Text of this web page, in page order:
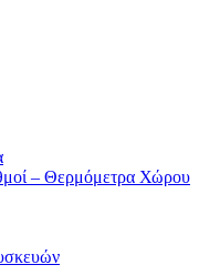
– Θερμόμετρα Χώρου